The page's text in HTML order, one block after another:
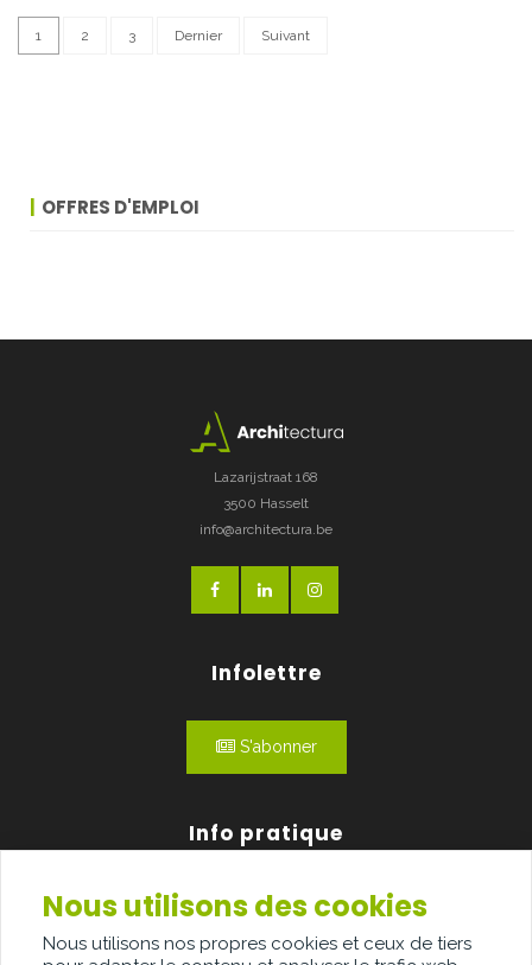
1 2 3 Dernier Suivant
OFFRES D'EMPLOI
Lazarijstraat 168
3500 Hasselt
info@architectura.be
Infolettre
S'abonner
Info pratique
Qui sommes-nous?
Publicité
Nous utilisons des cookies
Nous utilisons nos propres cookies et ceux de tiers